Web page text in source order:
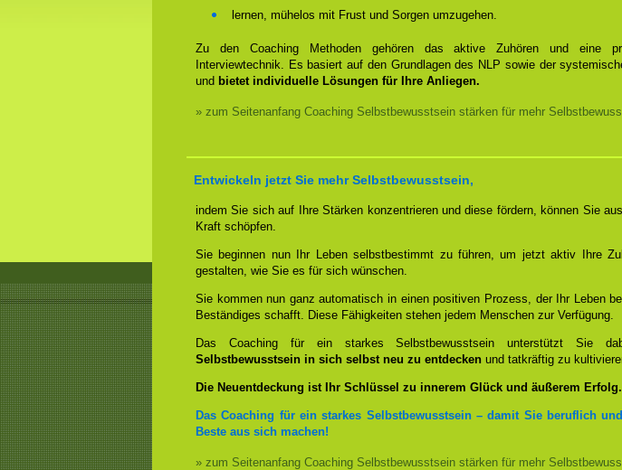
lernen, mühelos mit Frust und Sorgen umzugehen.
Zu den Coaching Methoden gehören das aktive Zuhören und eine
Interviewtechnik. Es basiert auf den Grundlagen des NLP sowie der
und bietet individuelle Lösungen für Ihre Anliegen.
» zum Seitenanfang Coaching Selbstbewusstsein stärken für mehr
Entwickeln jetzt Sie mehr Selbstbewusstsein,
indem Sie sich auf Ihre Stärken konzentrieren und diese fördern, können Sie
Kraft schöpfen.
Sie beginnen nun Ihr Leben selbstbestimmt zu führen, um jetzt aktiv Ihre
gestalten, wie Sie es für sich wünschen.
Sie kommen nun ganz automatisch in einen positiven Prozess, der Ihr Leben
Beständiges schafft. Diese Fähigkeiten stehen jedem Menschen zur Verfügung.
Das Coaching für ein starkes Selbstbewusstsein unterstützt Sie
Selbstbewusstsein in sich selbst neu zu entdecken und tatkräftig zu
Die Neuentdeckung ist Ihr Schlüssel zu innerem Glück und äußerem Erfolg.
Das Coaching für ein starkes Selbstbewusstsein – damit Sie beruflich
Beste aus sich machen!
» zum Seitenanfang Coaching Selbstbewusstsein stärken für mehr